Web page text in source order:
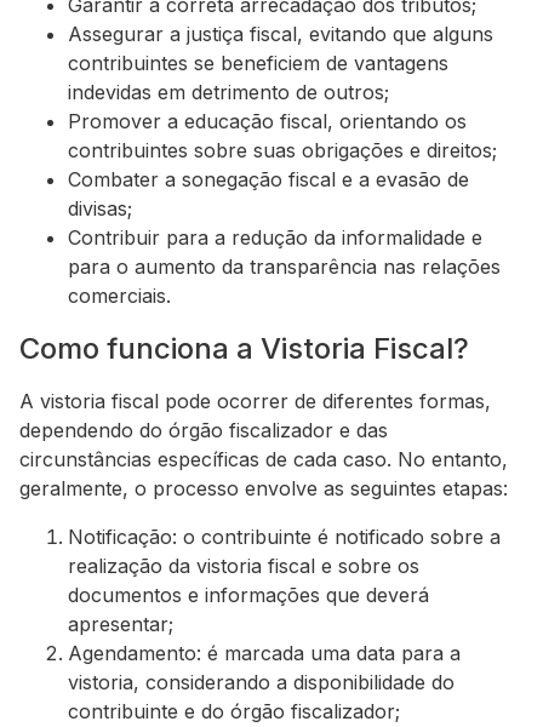
Garantir a correta arrecadação dos tributos;
Assegurar a justiça fiscal, evitando que alguns
contribuintes se beneficiem de vantagens
indevidas em detrimento de outros;
Promover a educação fiscal, orientando os
contribuintes sobre suas obrigações e direitos;
Combater a sonegação fiscal e a evasão de
divisas;
Contribuir para a redução da informalidade e
para o aumento da transparência nas relações
comerciais.
Como funciona a Vistoria Fiscal?
A vistoria fiscal pode ocorrer de diferentes formas,
dependendo do órgão fiscalizador e das
circunstâncias específicas de cada caso. No entanto,
geralmente, o processo envolve as seguintes etapas:
Notificação: o contribuinte é notificado sobre a
realização da vistoria fiscal e sobre os
documentos e informações que deverá
apresentar;
Agendamento: é marcada uma data para a
vistoria, considerando a disponibilidade do
contribuinte e do órgão fiscalizador;